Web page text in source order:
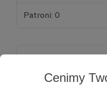
Cenimy
Patroni: 0